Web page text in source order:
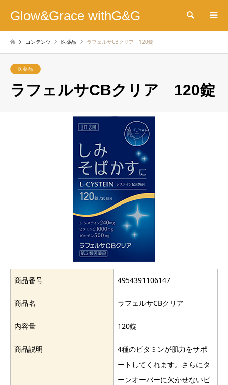
Glow&Grace withG&G 検索
コンテンツ 医薬品 ラフェルサCBクリア 120錠
医薬品
ラフェルサCBクリア 120錠
商品番号 4954391106147
商品名 ラフェルサCBクリア
内容量 120錠
商品説明
4種のビタミンが肌力をサポ
ートしてくれます。さらにタ
ーンオーバーに欠かせないビ